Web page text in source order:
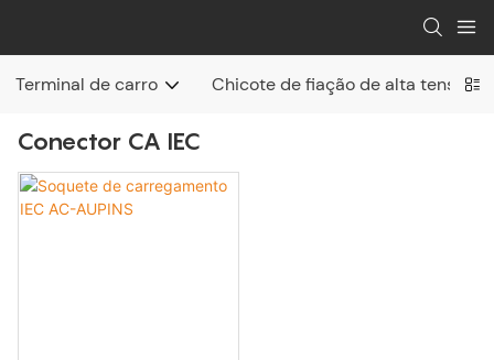
Terminal de carro Chicote de fiação de alta tensão
Conector CA IEC